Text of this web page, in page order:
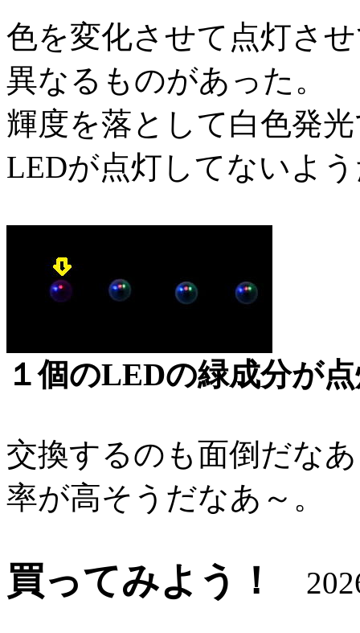
色を変化させて点灯さ
異なるものがあった。
輝度を落として白色発
LEDが点灯してないよ
１個のLEDの緑成分が
交換するのも面倒だな
率が高そうだなあ～。
買ってみよう！